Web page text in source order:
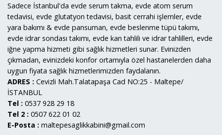
Sadece İstanbul'da evde serum takma, evde atom serum
tedavisi, evde glutatyon tedavisi, basit cerrahi işlemler, evde
yara bakımı & evde pansuman, evde beslenme tüpü takımı,
evde idrar sondası takımı, evde kan tahlili ve idrar tahlilleri, evde
iğne yapma hizmeti gibi sağlık hizmetleri sunar. Evinizden
çıkmadan, evinizdeki konfor ortamıyla özel hastanelerden daha
uygun fiyata sağlık hizmetlerimizden faydalanın.
ADRES : Cevizli Mah.Talatapaşa Cad NO:25 - Maltepe/
İSTANBUL
Tel : 0537 928 29 18
Tel 2 : 0507 622 01 02
E-Posta : maltepesaglikkabini@gmail.com